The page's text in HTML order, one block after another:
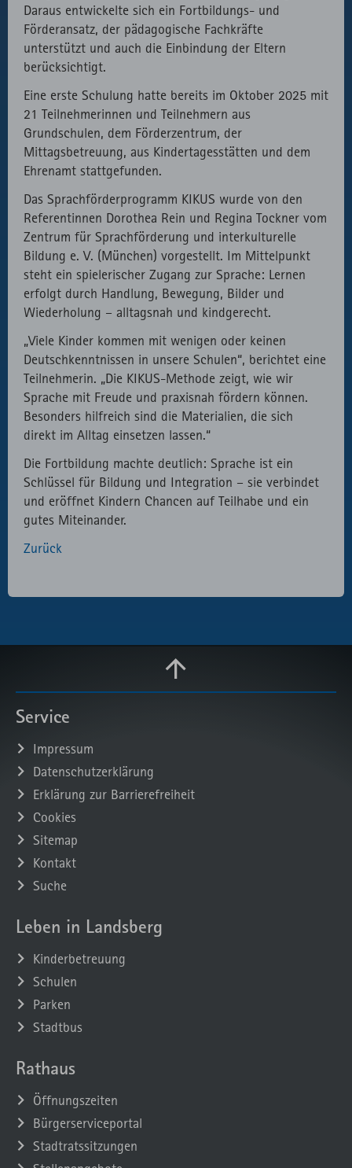
Daraus entwickelte sich ein Fortbildungs- und
Förderansatz, der pädagogische Fachkräfte
unterstützt und auch die Einbindung der Eltern
berücksichtigt.
Eine erste Schulung hatte bereits im Oktober 2025 mit
21 Teilnehmerinnen und Teilnehmern aus
Grundschulen, dem Förderzentrum, der
Mittagsbetreuung, aus Kindertagesstätten und dem
Ehrenamt stattgefunden.
Das Sprachförderprogramm KIKUS wurde von den
Referentinnen Dorothea Rein und Regina Tockner vom
Zentrum für Sprachförderung und interkulturelle
Bildung e. V. (München) vorgestellt. Im Mittelpunkt
steht ein spielerischer Zugang zur Sprache: Lernen
erfolgt durch Handlung, Bewegung, Bilder und
Wiederholung – alltagsnah und kindgerecht.
„Viele Kinder kommen mit wenigen oder keinen
Deutschkenntnissen in unsere Schulen“, berichtet eine
Teilnehmerin. „Die KIKUS-Methode zeigt, wie wir
Sprache mit Freude und praxisnah fördern können.
Besonders hilfreich sind die Materialien, die sich
direkt im Alltag einsetzen lassen.“
Die Fortbildung machte deutlich: Sprache ist ein
Schlüssel für Bildung und Integration – sie verbindet
und eröffnet Kindern Chancen auf Teilhabe und ein
gutes Miteinander.
Zurück
Service
Impressum
Datenschutzerklärung
Erklärung zur Barrierefreiheit
Cookies
Sitemap
Kontakt
Suche
Leben in Landsberg
Kinderbetreuung
Schulen
Parken
Stadtbus
Rathaus
Öffnungszeiten
Bürgerserviceportal
Stadtratssitzungen